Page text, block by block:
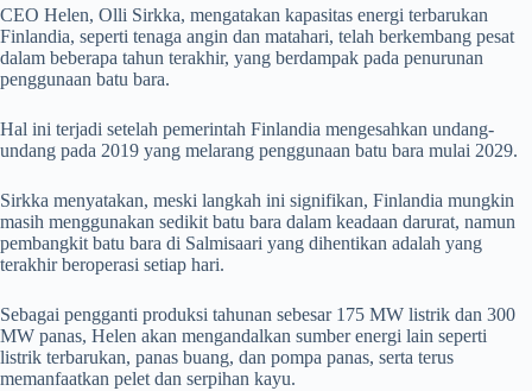
CEO Helen, Olli Sirkka, mengatakan kapasitas energi terbarukan
Finlandia, seperti tenaga angin dan matahari, telah berkembang pesat
dalam beberapa tahun terakhir, yang berdampak pada penurunan
penggunaan batu bara.
Hal ini terjadi setelah pemerintah Finlandia mengesahkan undang-
undang pada 2019 yang melarang penggunaan batu bara mulai 2029.
Sirkka menyatakan, meski langkah ini signifikan, Finlandia mungkin
masih menggunakan sedikit batu bara dalam keadaan darurat, namun
pembangkit batu bara di Salmisaari yang dihentikan adalah yang
terakhir beroperasi setiap hari.
Sebagai pengganti produksi tahunan sebesar 175 MW listrik dan 300
MW panas, Helen akan mengandalkan sumber energi lain seperti
listrik terbarukan, panas buang, dan pompa panas, serta terus
memanfaatkan pelet dan serpihan kayu.